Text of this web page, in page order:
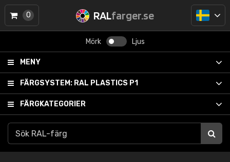
RALfarger.se
Mörk Ljus
MENY
FÄRGSYSTEM: RAL PLASTICS P1
FÄRGKATEGORIER
0